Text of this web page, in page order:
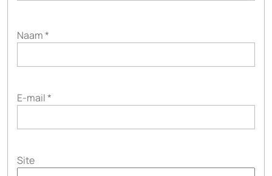
Naam*
E-mail*
Site